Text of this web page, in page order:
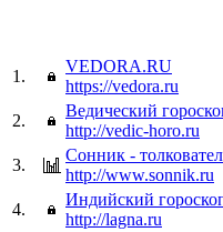
1.
VEDORA.RU
https://vedora.ru
2.
Ведический
http://vedic-horo.ru
3.
Сонник -
http://www.sonnik.ru
4.
Индийский
http://lagna.ru